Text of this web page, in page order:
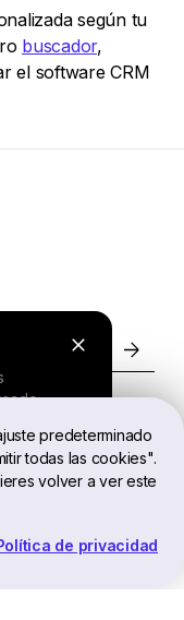
predeterminado
todas las cookies".
volver a ver este
de privacidad
según tu
buscador,
el software CRM
ES